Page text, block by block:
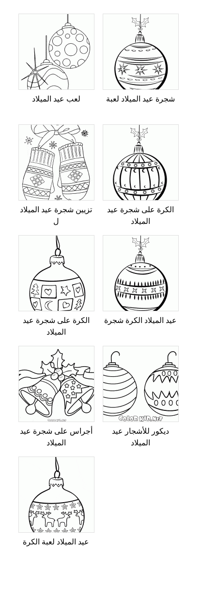
لعب عيد الميلاد شجرة عيد الميلاد لعبة
تزيين شجرة عيد الميلاد
ل
الكرة على شجرة عيد
الميلاد
الكرة على شجرة عيد
الميلاد
عيد الميلاد الكرة شجرة
أجراس على شجرة عيد
الميلاد
ديكور للأشجار عيد
الميلاد
عيد الميلاد لعبة الكرة